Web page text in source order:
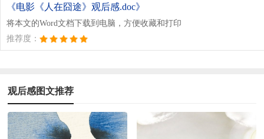
《电影《人在囧途》观后感.doc》
将本文的Word文档下载到电脑，方便收藏和打印
推荐度：
观后感图文推荐